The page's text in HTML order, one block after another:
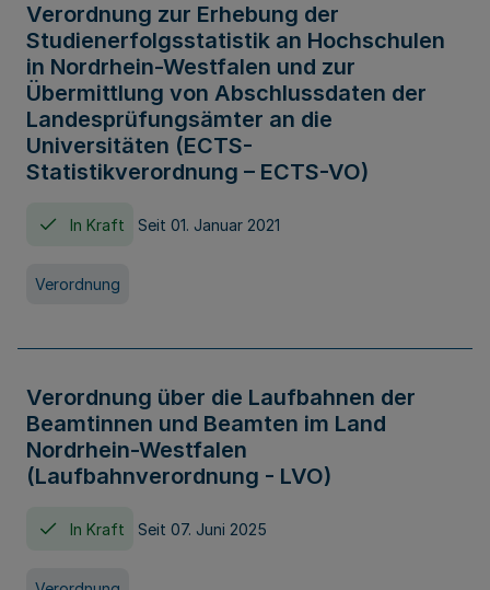
Verordnung zur Erhebung der
Studienerfolgsstatistik an Hochschulen
in Nordrhein-Westfalen und zur
Übermittlung von Abschlussdaten der
Landesprüfungsämter an die
Universitäten (ECTS-
Statistikverordnung – ECTS-VO)
In Kraft Seit 01. Januar 2021
Verordnung
Verordnung über die Laufbahnen der
Beamtinnen und Beamten im Land
Nordrhein-Westfalen
(Laufbahnverordnung - LVO)
In Kraft Seit 07. Juni 2025